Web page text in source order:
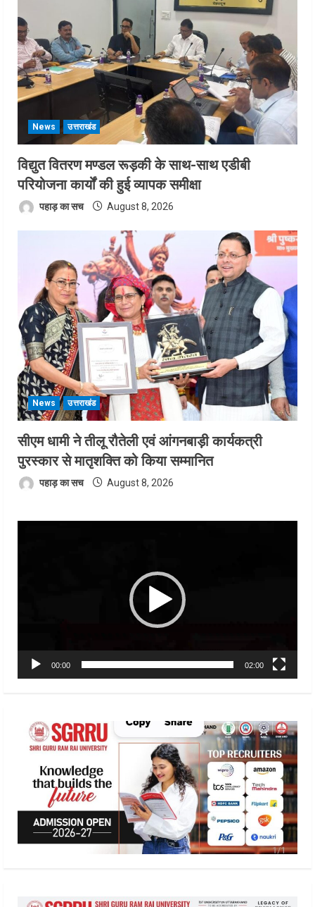
News उत्तराखंड
विद्युत वितरण मण्डल रूड़की के साथ-साथ एडीबी
परियोजना कार्यों की हुई व्यापक समीक्षा
पहाड़ का सच August 8, 2026
News उत्तराखंड
सीएम धामी ने तीलू रौतेली एवं आंगनबाड़ी कार्यकत्री
पुरस्कार से मातृशक्ति को किया सम्मानित
पहाड़ का सच August 8, 2026
00:00 02:00